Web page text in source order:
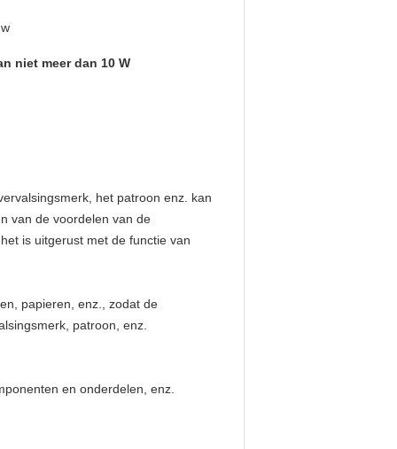
niet meer dan 10 W
het patroon enz. kan
van de voordelen van de
is uitgerust met de functie van
papieren, enz., zodat de
patroon, enz.
en onderdelen, enz.